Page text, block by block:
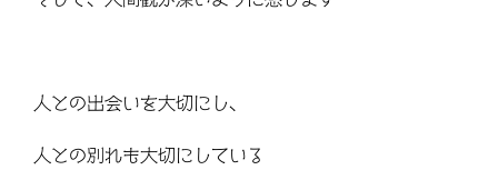
人との出会いを大切にし、
人との別れも大切にしている